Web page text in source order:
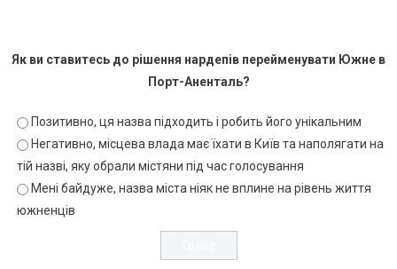
Як ви ставитесь до рішення нардепів перейменувати Южне в
Порт-Аненталь?
Позитивно, ця назва підходить і робить його унікальним
Негативно, місцева влада має їхати в Київ та наполягати на
тій назві, яку обрали містяни під час голосування
Мені байдуже, назва міста ніяк не вплине на рівень життя
южненців